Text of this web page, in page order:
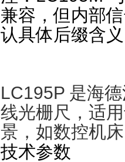
兼容，但内部
认具体后缀含
LC195P 是海
线光栅尺 ，适
景，如数控机
技术参数